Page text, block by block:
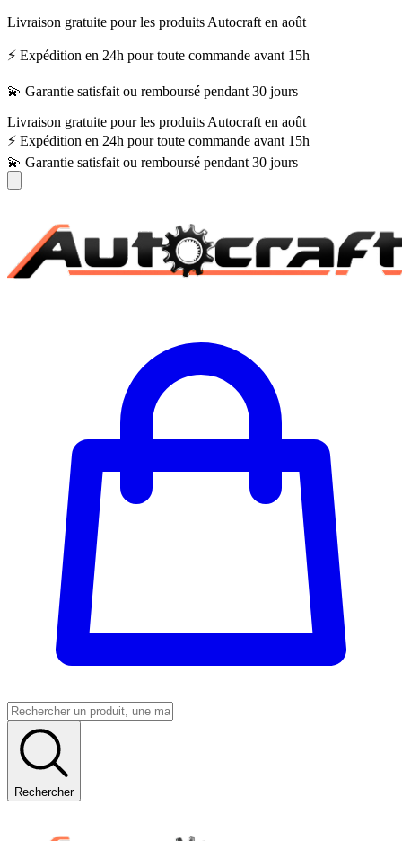
Livraison gratuite pour les produits Autocraft en août
⚡ Expédition en 24h pour toute commande avant 15h
💫 Garantie satisfait ou remboursé pendant 30 jours
Livraison gratuite pour les produits Autocraft en août
⚡ Expédition en 24h pour toute commande avant 15h
💫 Garantie satisfait ou remboursé pendant 30 jours
Rechercher